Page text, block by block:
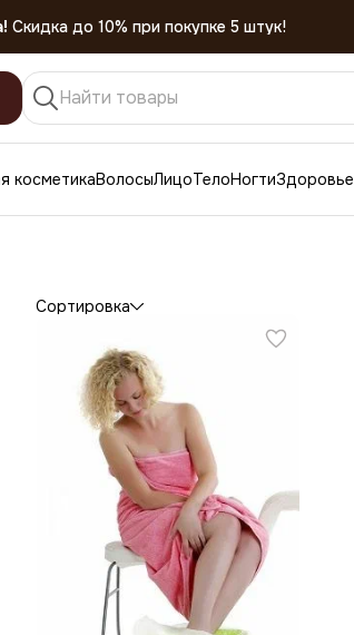
Скидка до 10% при покупке 5 штук!
косметикаВолосыЛицоТелоНогтиЗдоровье
Сортировка